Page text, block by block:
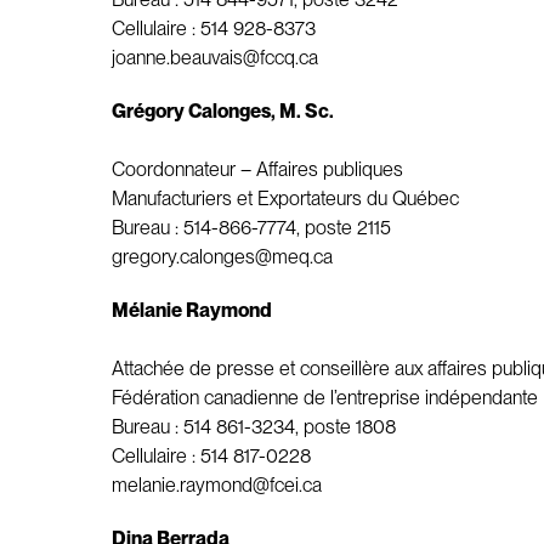
Cellulaire : 514 928-8373
joanne.beauvais@fccq.ca
Grégory Calonges, M. Sc.
Coordonnateur – Affaires publiques
Manufacturiers et Exportateurs du Québec
Bureau : 514-866-7774, poste 2115
gregory.calonges@meq.ca
Mélanie Raymond
Attachée de presse et conseillère aux affaires
Fédération canadienne de l’entreprise indépendante
Bureau : 514 861-3234, poste 1808
Cellulaire : 514 817-0228
melanie.raymond@fcei.ca
Dina Berrada